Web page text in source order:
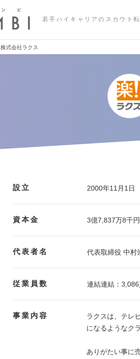
若手ハイキャリアのスカウト転
株式会社ラクス
設立 2000年11月1日
資本金 3億7,837万8千円
代表者名 代表取締役 中村
従業員数 連結連結：
事業内容
ラクスは、テレ
になるようなク
ありがたい事に